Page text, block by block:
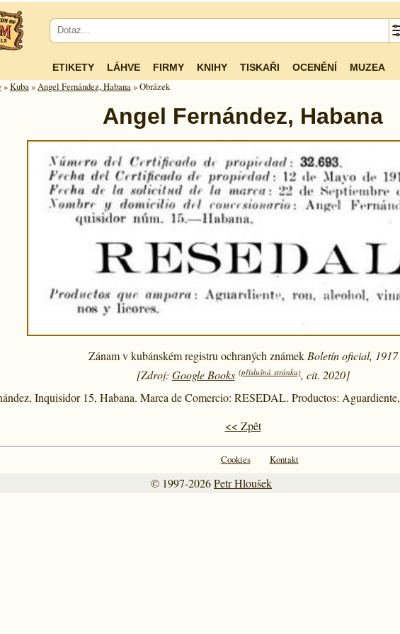
ETIKETY LÁHVE FIRMY KNIHY TISKAŘI OCENĚNÍ MUZEA
»Kuba»Angel Fernández, Habana» Obrázek
Angel Fernández, Habana
Zánam v kubánském registru ochraných známek Boletín oficial, 1917
[Zdroj: Google Books (příslušná stránka), cit. 2020]
Inquisidor 15, Habana. Marca de Comercio: RESEDAL. Productos: Aguardiente,
<< Zpět
Cookies Kontakt
© 1997-2026Petr Hloušek